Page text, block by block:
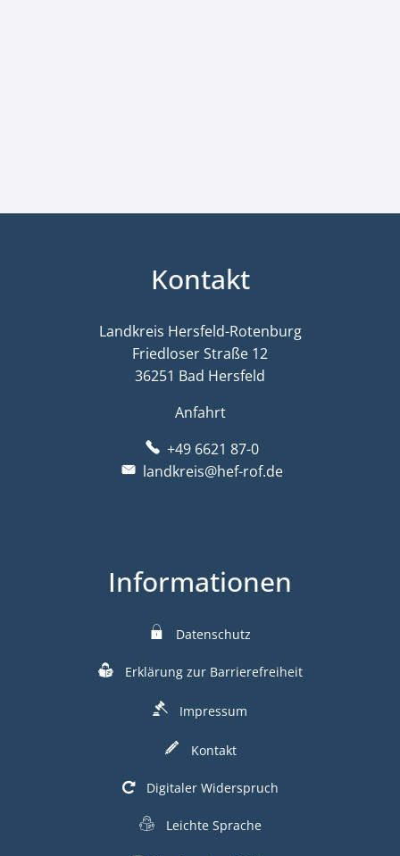
Kontakt
Landkreis Hersfeld-Rotenburg
Friedloser Straße 12
36251 Bad Hersfeld
Anfahrt
+49 6621 87-0
landkreis@hef-rof.de
Informationen
Datenschutz
Erklärung zur Barrierefreiheit
Impressum
Kontakt
Digitaler Widerspruch
Leichte Sprache